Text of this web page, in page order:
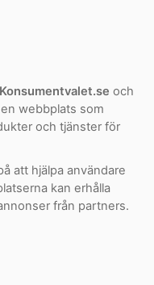
Konsumentvalet.se och
webbplats som
och tjänster för
att hjälpa användare
kan erhålla
från partners.